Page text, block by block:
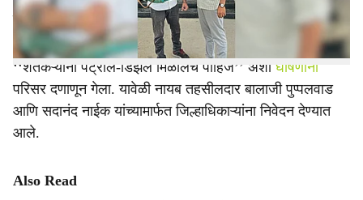
निषेध नोंदविला.
‘‘शेतकऱ्यांना पेट्रोल-डिझेल मिळालेच पाहिजे’’ अशा घोषणांनी
परिसर दणाणून गेला. यावेळी नायब तहसीलदार बालाजी पुप्पलवाड
आणि सदानंद नाईक यांच्यामार्फत जिल्हाधिकाऱ्यांना निवेदन देण्यात
आले.
Also Read